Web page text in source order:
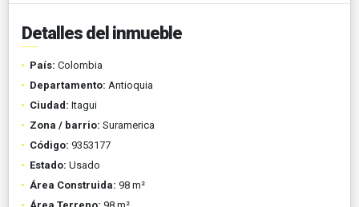
Detalles del inmueble
País: Colombia
Departamento: Antioquia
Ciudad: Itagui
Zona / barrio: Suramerica
Código: 9353177
Estado: Usado
Área Construida: 98 m²